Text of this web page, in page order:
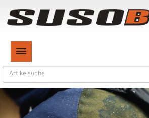
TOGGLE NAVIGATION